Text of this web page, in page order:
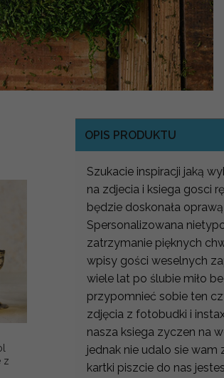
z
OPIS PRODUKTU
Szukacie inspiracji jaką
na zdjecia i ksiega gosci
będzie doskonała
Spersonalizowana
zatrzymanie pięknych
wpisy gości weselnych
wiele lat po ślubie miło
przypomnieć sobie ten
zdjęcia z fotobudki i
nasza ksiega zyczen na
jednak nie udalo sie
kartki piszcie do nas